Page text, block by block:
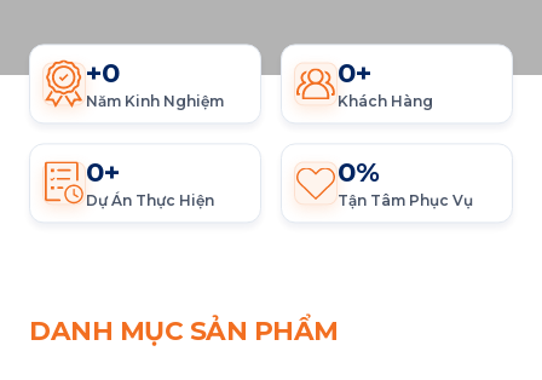
+0
Năm Kinh Nghiệm
0+
Khách Hàng
0+
Dự Án Thực Hiện
0%
Tận Tâm Phục Vụ
DANH MỤC SẢN PHẨM